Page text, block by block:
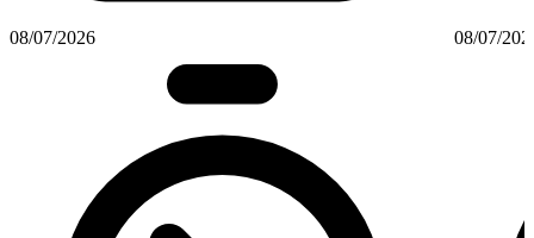
08/07/2026 08/07/